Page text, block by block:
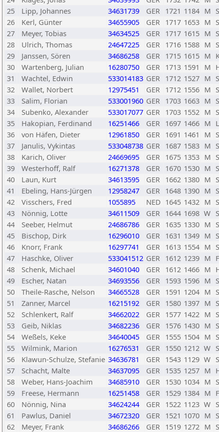
25
Lipp, Johannes 34631739 GER 1721 1184 M
26
Kerl, Günter 34655905 GER 1717 1653 M
27
Meyer, Tobias 34634525 GER 1717 1615 M
28
Ulrich, Thomas 24647225 GER 1716 1588 M
29
Janssen, Sören 34686258 GER 1715 1615 M
30
Wartenberg, Julian 16280750 GER 1713 1591 M
31
Wachtel, Edwin 533014183 GER 1712 1527 M
32
Wallet, Norbert 12975451 GER 1712 1556 M
33
Salim, Florian 533001960 GER 1703 1663 M
34
Subenko, Alexander 533017077 GER 1703 1552 M
35
Hakopian, Ferdinand 16251466 GER 1697 1466 M
36
von Häfen, Dieter 12961850 GER 1691 1461 M
37
Janulis, Vykintas 533048738 GER 1687 1583 M
38
Karich, Oliver 24669695 GER 1675 1353 M
39
Westerhoff, Ralf 16271378 GER 1670 1530 M
40
Laun, Kurt 34613595 GER 1662 1380 M
41
Ebeling, Hans-Jürgen 12958247 GER 1648 1390 M
42
Visschers, Fred 1055895 NED 1645 1432 M
43
Nönnig, Lotte 34611509 GER 1644 1698 W
44
Seeber, Helmut 24686786 GER 1635 1330 M
45
Bischop, Dirk 16296010 GER 1631 1349 M
46
Knorr, Frank 16297741 GER 1613 1554 M
47
Haschke, Oliver 533041512 GER 1612 1239 M
48
Schenk, Michael 34601040 GER 1612 1466 M
49
Escher, Natan 34693556 GER 1593 1596 M
50
Theile-Rasche, Nelson 34665528 GER 1591 1204 M
51
Zanner, Marcel 16215192 GER 1580 1397 M
52
Schlenkert, Ralf 34662022 GER 1577 1422 M
53
Geib, Niklas 34682236 GER 1576 1430 M
54
Weßels, Keke 34640045 GER 1555 1504 M
55
Wilmink, Marion 16276531 GER 1550 1212 W
56
Klawun-Schulze, Stefanie 34636781 GER 1543 1129 W
57
Schacht, Malte 34637095 GER 1535 1257 M
58
Weber, Hans-Joachim 34685910 GER 1530 1034 M
59
Freese, Hermann 16251458 GER 1529 1384 M
60
Nönnig, Nina 34624244 GER 1522 1123 W
61
Pawlus, Daniel 34672320 GER 1521 1070 M
62
Meyer, Frank 34686266 GER 1519 1272 M